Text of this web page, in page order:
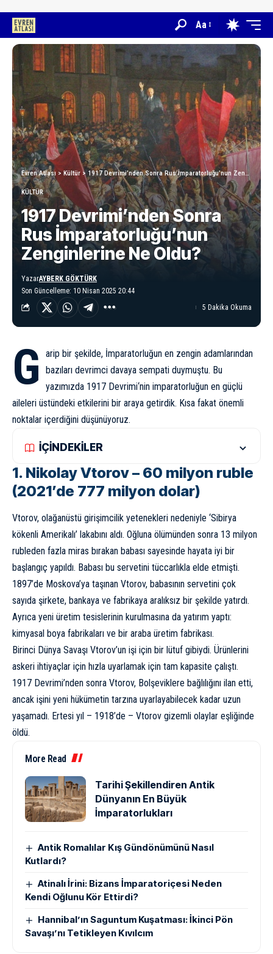
Aa
Evren Atlası >Kültür > 1917 Devrimi’nden Sonra Rus İmparatorluğu’nun Zenginlerine Ne Oldu?
KÜLTÜR
1917 Devrimi’nden Sonra
Rus İmparatorluğu’nun
Zenginlerine Ne Oldu?
Son Güncelleme: 10 Nisan 2025 20:44
YazarAYBERK GÖKTÜRK
5 Dakika Okuma
G
arip bir şekilde, İmparatorluğun en zengin adamlarından
bazıları devrimci davaya sempati duymuştu. Bu
yazımızda 1917 Devrimi‘nin imparatorluğun en güçlü
aileleri üstündeki etkilerini bir araya getirdik. Kısa fakat önemli
noktalar içerdiğini düşünüyoruz.
İÇİNDEKİLER
1. Nikolay Vtorov – 60 milyon ruble
(2021’de 777 milyon dolar)
Vtorov, olağanüstü girişimcilik yetenekleri nedeniyle ‘Sibirya
kökenli Amerikalı’ lakabını aldı. Oğluna ölümünden sonra 13 milyon
rubleden fazla miras bırakan babası sayesinde hayata iyi bir
başlangıç yapıldı. Babası bu servetini tüccarlıkla elde etmişti.
1897’de Moskova’ya taşınan Vtorov, babasının servetini çok
sayıda şirkete, bankaya ve fabrikaya aralıksız bir şekilde yatırdı.
Ayrıca yeni üretim tesislerinin kurulmasına da yatırım yaptı:
kimyasal boya fabrikaları ve bir araba üretim fabrikası.
Birinci Dünya Savaşı Vtorov’un işi için bir lütuf gibiydi. Ürünlerini
askeri ihtiyaçlar için hızla uyarlamak için tam kapasite çalıştı.
1917 Devrimi’nden sonra Vtorov, Bolşeviklere bağlılığını ilan etti,
ancak işini yeni hükümetin tarzına uyarlayabilecek kadar uzun
yaşamadı. Ertesi yıl – 1918’de – Vtorov gizemli olaylar eşliğinde
öldü.
More Read
Tarihi Şekillendiren Antik
Dünyanın En Büyük
İmparatorlukları
Antik Romalılar Kış Gündönümünü Nasıl
Kutlardı?
Atinalı İrini: Bizans İmparatoriçesi Neden
Kendi Oğlunu Kör Ettirdi?
Hannibal’ın Saguntum Kuşatması: İkinci Pön
Savaşı’nı Tetikleyen Kıvılcım